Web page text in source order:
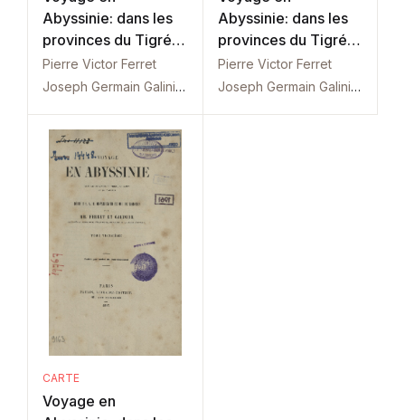
Abyssinie: dans les
provinces du Tigré:
Tom. 1
Pierre Victor Ferret
Joseph Germain Galinier
Abyssinie: dans les
provinces du Tigré:
Tom. 2
Pierre Victor Ferret
Joseph Germain Galinier
CARTE
Voyage en